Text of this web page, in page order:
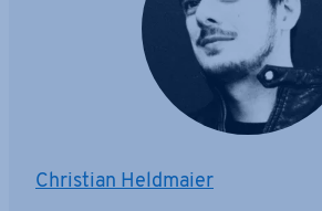
Christian Heldmaier